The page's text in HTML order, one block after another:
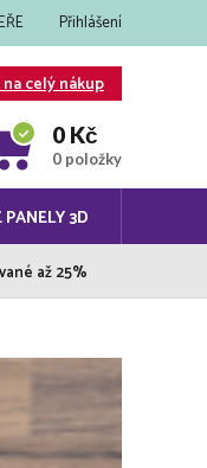
Přihlášení
celý nákup
0 Kč
0 položky
3D
až 25%